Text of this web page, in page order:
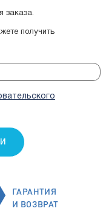
заказа.
получить
ГАРАНТИЯ
И ВОЗВРАТ